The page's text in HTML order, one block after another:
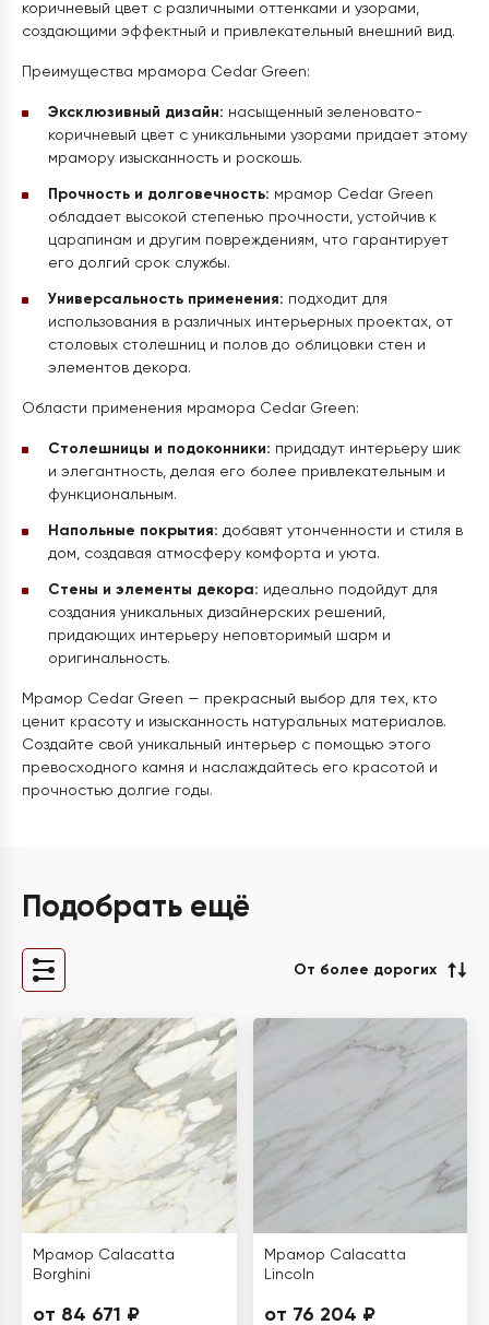
коричневый цвет с различными оттенками и узорами,
создающими эффектный и привлекательный внешний вид.
Преимущества мрамора Cedar Green:
Эксклюзивный дизайн: насыщенный зеленовато-
коричневый цвет с уникальными узорами придает этому
мрамору изысканность и роскошь.
Прочность и долговечность: мрамор Cedar Green
обладает высокой степенью прочности, устойчив к
царапинам и другим повреждениям, что гарантирует
его долгий срок службы.
Универсальность применения: подходит для
использования в различных интерьерных проектах, от
столовых столешниц и полов до облицовки стен и
элементов декора.
Области применения мрамора Cedar Green:
Столешницы и подоконники: придадут интерьеру шик
и элегантность, делая его более привлекательным и
функциональным.
Напольные покрытия: добавят утонченности и стиля в
дом, создавая атмосферу комфорта и уюта.
Стены и элементы декора: идеально подойдут для
создания уникальных дизайнерских решений,
придающих интерьеру неповторимый шарм и
оригинальность.
Мрамор Cedar Green — прекрасный выбор для тех, кто
ценит красоту и изысканность натуральных материалов.
Создайте свой уникальный интерьер с помощью этого
превосходного камня и наслаждайтесь его красотой и
прочностью долгие годы.
Подобрать ещё
От более дорогих
Мрамор Calacatta
Borghini
от 84 671 ₽
Мрамор Calacatta
Lincoln
от 76 204 ₽